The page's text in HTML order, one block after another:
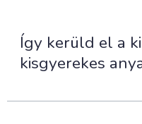
Így kerüld el a
kisgyerekes